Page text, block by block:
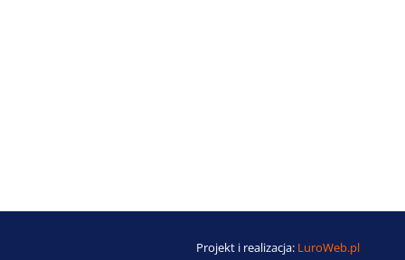
Projekt i realizacja: LuroWeb.pl